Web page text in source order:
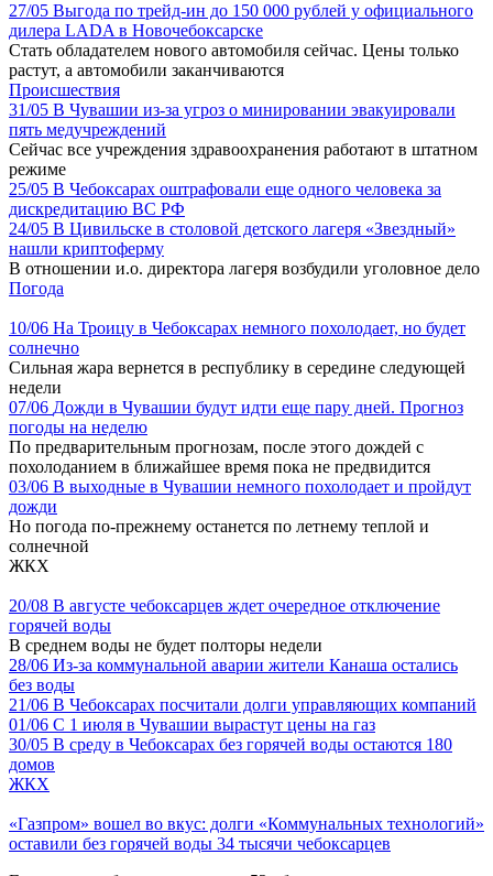
27/05 Выгода по трейд-ин до 150 000 рублей у официального
дилера LADA в Новочебоксарске
Стать обладателем нового автомобиля сейчас. Цены только
растут, а автомобили заканчиваются
Происшествия
31/05 В Чувашии из-за угроз о минировании эвакуировали
пять медучреждений
Сейчас все учреждения здравоохранения работают в штатном
режиме
25/05 В Чебоксарах оштрафовали еще одного человека за
дискредитацию ВС РФ
24/05 В Цивильске в столовой детского лагеря «Звездный»
нашли криптоферму
В отношении и.о. директора лагеря возбудили уголовное дело
Погода
10/06 На Троицу в Чебоксарах немного похолодает, но будет
солнечно
Сильная жара вернется в республику в середине следующей
недели
07/06 Дожди в Чувашии будут идти еще пару дней. Прогноз
погоды на неделю
По предварительным прогнозам, после этого дождей с
похолоданием в ближайшее время пока не предвидится
03/06 В выходные в Чувашии немного похолодает и пройдут
дожди
Но погода по-прежнему останется по летнему теплой и
солнечной
ЖКХ
20/08 В августе чебоксарцев ждет очередное отключение
горячей воды
В среднем воды не будет полторы недели
28/06 Из-за коммунальной аварии жители Канаша остались
без воды
21/06 В Чебоксарах посчитали долги управляющих компаний
01/06 С 1 июля в Чувашии вырастут цены на газ
30/05 В среду в Чебоксарах без горячей воды остаются 180
домов
ЖКХ
«Газпром» вошел во вкус: долги «Коммунальных технологий»
оставили без горячей воды 34 тысячи чебоксарцев